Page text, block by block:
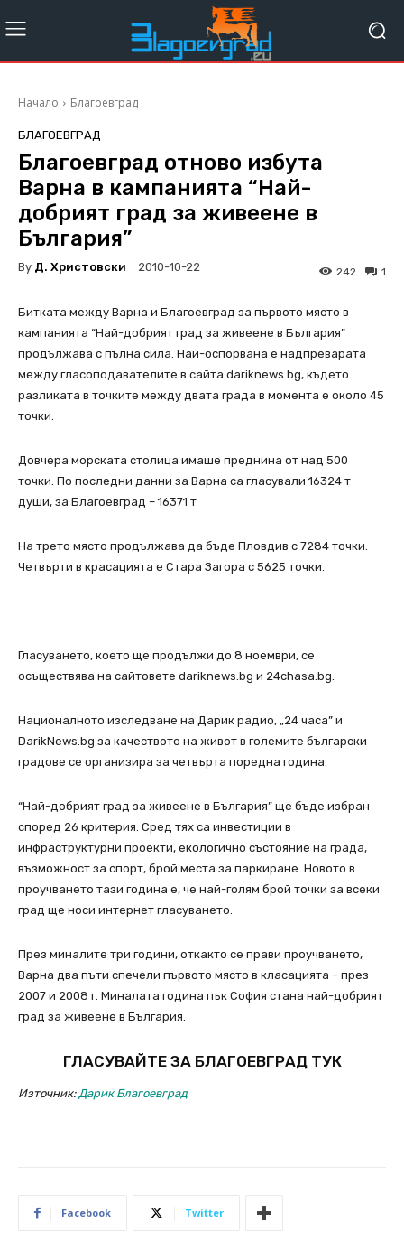
Начало Благоевград
БЛАГОЕВГРАД
Благоевград отново избута
Варна в кампанията “Най-
добрият град за живеене в
България”
By Д. Христовски 2010-10-22 1
242
Битката между Варна и Благоевград за първото място в
кампанията “Най-добрият град за живеене в България”
продължава с пълна сила. Най-оспорвана е надпреварата
между гласоподавателите в сайта dariknews.bg, където
разликата в точките между двата града в момента е oколо 45
точки.
Довчера морската столица имаше преднина от над 500
точки. По последни данни за Варна са гласували 16324 т
души, за Благоевград – 16371 т
На трето място продължава да бъде Пловдив с 7284 точки.
Четвърти в красацията е Стара Загора с 5625 точки.
Гласуването, което ще продължи до 8 ноември, се
осъществява на сайтовете dariknews.bg и 24chasa.bg.
Националното изследване на Дарик радио, „24 часа” и
DarikNews.bg за качеството на живот в големите български
градове се организира за четвърта поредна година.
“Най-добрият град за живеене в България” ще бъде избран
според 26 критерия. Сред тях са инвестиции в
инфраструктурни проекти, екологично състояние на града,
възможност за спорт, брой места за паркиране. Новото в
проучването тази година е, че най-голям брой точки за всеки
град ще носи интернет гласуването.
През миналите три години, откакто се прави проучването,
Варна два пъти спечели първото място в класацията – през
2007 и 2008 г. Миналата година пък София стана най-добрият
град за живеене в България.
ГЛАСУВАЙТЕ ЗА БЛАГОЕВГРАД ТУК
Източник:Дарик Благоевград
Facebook Twitter